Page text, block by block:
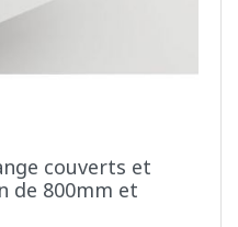
couverts et
de 800mm et